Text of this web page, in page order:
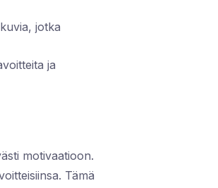
jotka
ja
motivaatioon.
Tämä